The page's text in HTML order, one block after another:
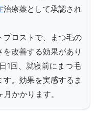
治療薬として承認され
プロストで、まつ毛の
改善する効果があり
1回、就寝前にまつ毛
。効果を実感するま
かかります。